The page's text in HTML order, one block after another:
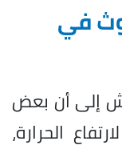
في
إلى أن بعض
الحرارة،